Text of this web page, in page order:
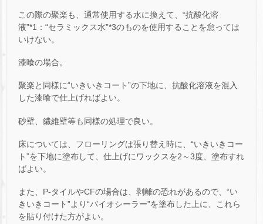
この際の聚楽も、通常使用する水に換えて、“抗酸化溶
液”*1：“セラミックス水”*3のものを使用することを怠っては
いけない。
漆喰の場合。
聚楽と同様に“いきいきコート”の下地に、抗酸化溶液を混入
した漆喰で仕上げればよい。
砂壁、繊維壁等も同様の処理で良い。
床については、フローリングは張り替え時に、“いきいきコー
ト”を下地に塗布して、仕上げにワックスを2～3度、塗布すれ
ばよい。
また、P-タイルやCFの場合は、剥離の恐れがあるので、“い
きいきコート”より“バイオシーラー”を塗布した上に、これら
を貼り付けた方がよい。